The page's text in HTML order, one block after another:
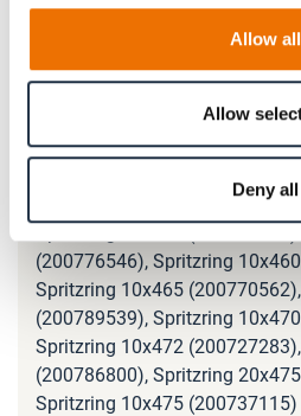
Allow all
Allow
Deny all
Spritzring 20x422
(200744376), Spritzring
(200730309), Spritzring
Spritzring 10x435
(200763095), Spritzring
(200759832), Spritzring
(200776546), Spritzring
Spritzring 10x465
(200789539), Spritzring
Spritzring 10x472
(200786800), Spritzring
Spritzring 10x475 (200737115)